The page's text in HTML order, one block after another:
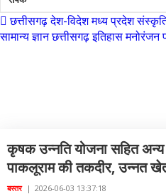
नारायणपुर
सूरजपुर
सरगुजा
छत्तीसगढ़देश-विदेशमध्य प्रदेश
सामान्य ज्ञानछत्तीसगढ़ इतिहासमनोरंजन
कृषक उन्नति योजना सहित
पाकलूराम की तकदीर, उन्नत
बस्तर| 2026-06-03 13:37:18